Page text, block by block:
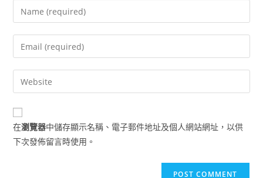
Enter
your
name
comment
Enter
your
email
address
comment
Enter
your
website
URL
(optional)
在瀏覽器中儲存顯示名稱、電子郵件地址及個人網站網址，以供
下次發佈留言時使用。